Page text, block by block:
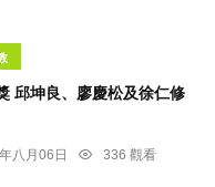
邱坤良、廖慶松及徐仁修
八月06日
336 觀看